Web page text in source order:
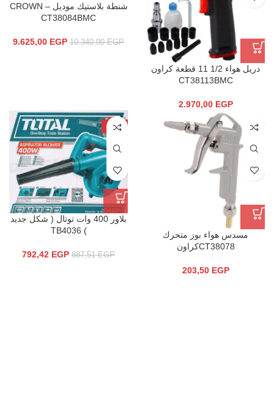
دريل هواء 1/2 11 قطعة كراون
CT38113BMC
2.970,00 EGP
شنطة بلاستيك موديل CROWN –
CT38084BMC
10.340,00EGP
9.625,00 EGP
مسدس هواء بوز متحرك
CT38078كراون
203,50 EGP
-11%
بلاور 400 وات توتال ( شكل جديد
) TB4036
887,51EGP
792,42 EGP